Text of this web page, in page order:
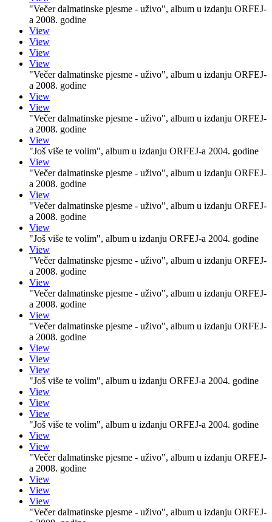
"Večer dalmatinske pjesme - uživo", album u izdanju ORFEJ-
a 2008. godine
View
View
View
View
"Večer dalmatinske pjesme - uživo", album u izdanju ORFEJ-
a 2008. godine
View
View
"Večer dalmatinske pjesme - uživo", album u izdanju ORFEJ-
a 2008. godine
View
"Još više te volim", album u izdanju ORFEJ-a 2004. godine
View
"Večer dalmatinske pjesme - uživo", album u izdanju ORFEJ-
a 2008. godine
View
"Večer dalmatinske pjesme - uživo", album u izdanju ORFEJ-
a 2008. godine
View
"Još više te volim", album u izdanju ORFEJ-a 2004. godine
View
"Večer dalmatinske pjesme - uživo", album u izdanju ORFEJ-
a 2008. godine
View
"Večer dalmatinske pjesme - uživo", album u izdanju ORFEJ-
a 2008. godine
View
"Večer dalmatinske pjesme - uživo", album u izdanju ORFEJ-
a 2008. godine
View
View
View
"Još više te volim", album u izdanju ORFEJ-a 2004. godine
View
View
View
"Još više te volim", album u izdanju ORFEJ-a 2004. godine
View
View
"Večer dalmatinske pjesme - uživo", album u izdanju ORFEJ-
a 2008. godine
View
View
View
"Večer dalmatinske pjesme - uživo", album u izdanju ORFEJ-